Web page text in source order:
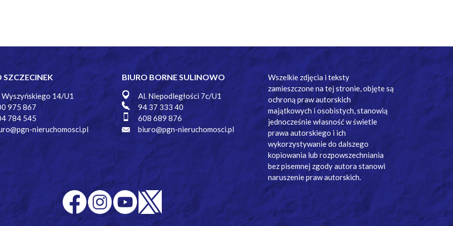
SZCZECINEK
Wyszyńskiego 14/U1
975 867
784 545
nieruchomosci.pl
BIURO BORNE SULINOWO
Al. Niepodległości 7c/U1
94 37 333 40
608 689 876
biuro@pgn-nieruchomosci.pl
Wszelkie zdjęcia i teksty
zamieszczone na tej stronie, objęte są
ochroną praw autorskich
majątkowych i osobistych, stanowią
jednocześnie własność w świetle
prawa autorskiego i ich
wykorzystywanie do dalszego
kopiowania lub rozpowszechniania
bez pisemnej zgody autora stanowi
naruszenie praw autorskich.